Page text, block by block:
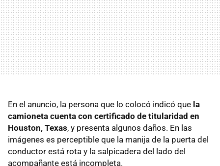
En el anuncio, la persona que lo colocó indicó que la
camioneta cuenta con certificado de titularidad en
Houston, Texas, y presenta algunos daños. En las
imágenes es perceptible que la manija de la puerta del
conductor está rota y la salpicadera del lado del
acompañante está incompleta.